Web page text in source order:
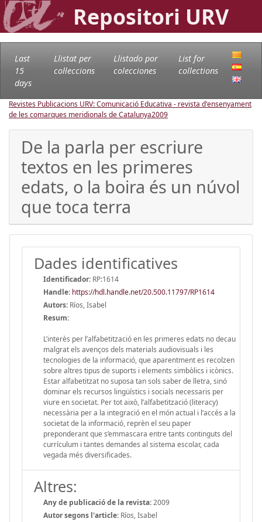
Repositori URV
Last
15
days
Llistat per
col·leccions
Llistado por
colecciones
List for
collections
Revistes Publicacions URV: Comunicació Educativa - revista d'ensenyament
de les comarques meridionals de Catalunya2009
De la parla per escriure
textos en les primeres
edats, o la boira és un núvol
que toca terra
Dades identificatives
Identificador: RP:1614
Handle: https://hdl.handle.net/20.500.11797/RP1614
Autors: Ríos, Isabel
Resum:
L’interès per l’alfabetització en les primeres edats no decau
malgrat els avenços dels materials audiovisuals i les
tecnologies de la informació, que aparentment es recolzen
sobre altres tipus de suports i elements simbòlics i icònics.
Estar alfabetitzat no suposa tan sols saber de lletra, sinó
dominar els recursos lingüístics i socials necessaris per
viure en societat. Per tot això, l’alfabetització (literacy)
necessària per a la integració en el món actual i l’accés a la
societat de la informació, reprèn el seu paper
preponderant que s’emmascara entre tants continguts del
currículum i tantes demandes al sistema escolar, cada
vegada més diversificades.
Altres:
Any de publicació de la revista:2009
Autor segons l'article: Ríos, Isabel